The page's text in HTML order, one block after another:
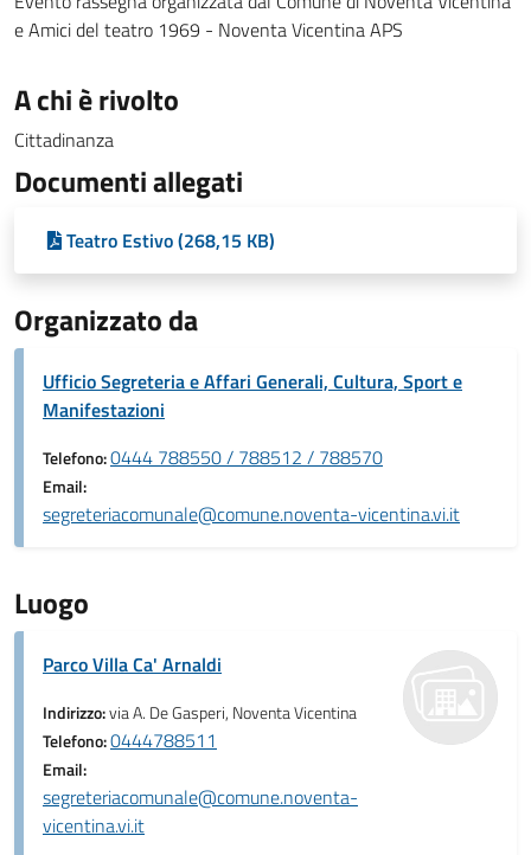
e Amici del teatro 1969 - Noventa Vicentina APS
A chi è rivolto
Cittadinanza
Documenti allegati
Teatro Estivo (268,15 KB)
Organizzato da
Ufficio Segreteria e Affari Generali, Cultura, Sport e
Manifestazioni
Telefono:0444 788550 / 788512 / 788570
Email:
segreteriacomunale@comune.noventa-vicentina.vi.it
Luogo
Parco Villa Ca' Arnaldi
Indirizzo:via A. De Gasperi, Noventa Vicentina
Telefono:0444788511
Email:
segreteriacomunale@comune.noventa-
vicentina.vi.it